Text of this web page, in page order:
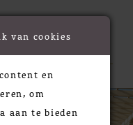
van cookies
en
om
aan te bieden